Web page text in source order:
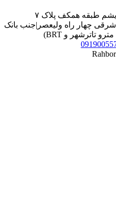
تهران، چهار راه ولیعصر پاساژ ابریشم طبقه همکف پلاک ۷
چهار راه ولیعصر|جنب بانک